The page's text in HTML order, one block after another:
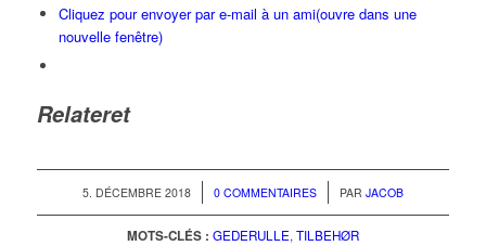
Cliquez pour envoyer par e-mail à un ami(ouvre dans une
nouvelle fenêtre)
Relateret
5. DÉCEMBRE 2018
/ 0 COMMENTAIRES
/ PAR JACOB
MOTS-CLÉS : GEDERULLE, TILBEHØR